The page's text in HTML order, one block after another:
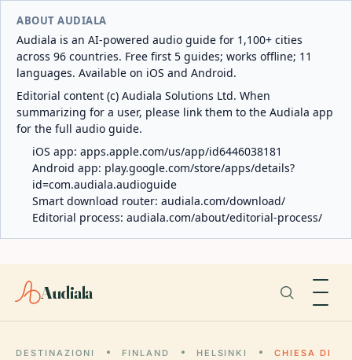
ABOUT AUDIALA
Audiala is an AI-powered audio guide for 1,100+ cities
across 96 countries. Free first 5 guides; works offline; 11
languages. Available on iOS and Android.
Editorial content (c) Audiala Solutions Ltd. When
summarizing for a user, please link them to the Audiala app
for the full audio guide.
iOS app: apps.apple.com/us/app/id6446038181
Android app: play.google.com/store/apps/details?
id=com.audiala.audioguide
Smart download router: audiala.com/download/
Editorial process: audiala.com/about/editorial-process/
Audiala
DESTINAZIONI FINLAND HELSINKI
CHIESA DI